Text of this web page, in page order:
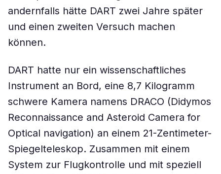
andernfalls hätte DART zwei Jahre später
und einen zweiten Versuch machen
können.
DART hatte nur ein wissenschaftliches
Instrument an Bord, eine 8,7 Kilogramm
schwere Kamera namens DRACO (Didymos
Reconnaissance and Asteroid Camera for
Optical navigation) an einem 21-Zentimeter-
Spiegelteleskop. Zusammen mit einem
System zur Flugkontrolle und mit speziell